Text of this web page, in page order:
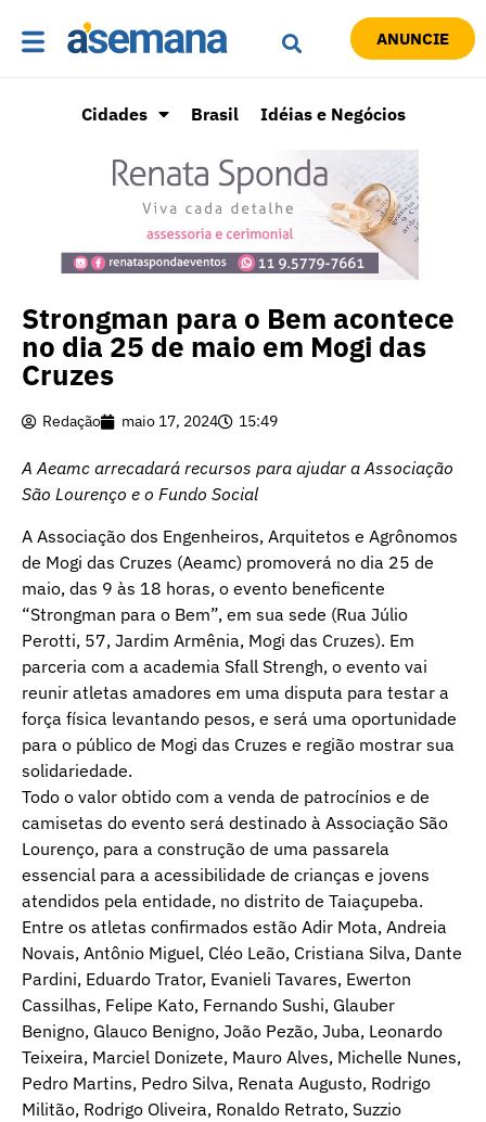
ANUNCIE
Cidades Brasil Idéias e Negócios
Strongman para o Bem acontece
no dia 25 de maio em Mogi das
Cruzes
Redação maio 17, 2024 15:49
A Aeamc arrecadará recursos para ajudar a Associação
São Lourenço e o Fundo Social
A Associação dos Engenheiros, Arquitetos e Agrônomos
de Mogi das Cruzes (Aeamc) promoverá no dia 25 de
maio, das 9 às 18 horas, o evento beneficente
“Strongman para o Bem”, em sua sede (Rua Júlio
Perotti, 57, Jardim Armênia, Mogi das Cruzes). Em
parceria com a academia Sfall Strengh, o evento vai
reunir atletas amadores em uma disputa para testar a
força física levantando pesos, e será uma oportunidade
para o público de Mogi das Cruzes e região mostrar sua
solidariedade.
Todo o valor obtido com a venda de patrocínios e de
camisetas do evento será destinado à Associação São
Lourenço, para a construção de uma passarela
essencial para a acessibilidade de crianças e jovens
atendidos pela entidade, no distrito de Taiaçupeba.
Entre os atletas confirmados estão Adir Mota, Andreia
Novais, Antônio Miguel, Cléo Leão, Cristiana Silva, Dante
Pardini, Eduardo Trator, Evanieli Tavares, Ewerton
Cassilhas, Felipe Kato, Fernando Sushi, Glauber
Benigno, Glauco Benigno, João Pezão, Juba, Leonardo
Teixeira, Marciel Donizete, Mauro Alves, Michelle Nunes,
Pedro Martins, Pedro Silva, Renata Augusto, Rodrigo
Militão, Rodrigo Oliveira, Ronaldo Retrato, Suzzio